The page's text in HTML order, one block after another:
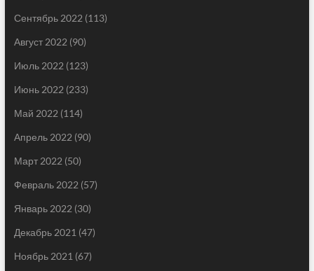
Сентябрь 2022 (113)
Август 2022 (90)
Июль 2022 (123)
Июнь 2022 (233)
Май 2022 (114)
Апрель 2022 (90)
Март 2022 (50)
Февраль 2022 (57)
Январь 2022 (30)
Декабрь 2021 (47)
Ноябрь 2021 (67)